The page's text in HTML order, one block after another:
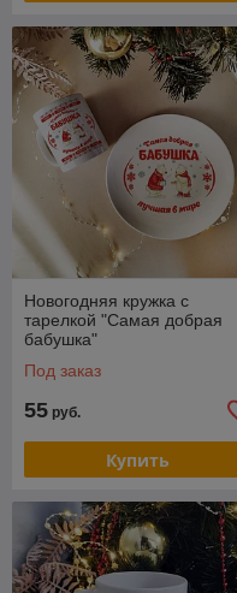
Новогодняя кружка с
тарелкой "Самая добрая
бабушка"
Под заказ
55 руб.
Купить